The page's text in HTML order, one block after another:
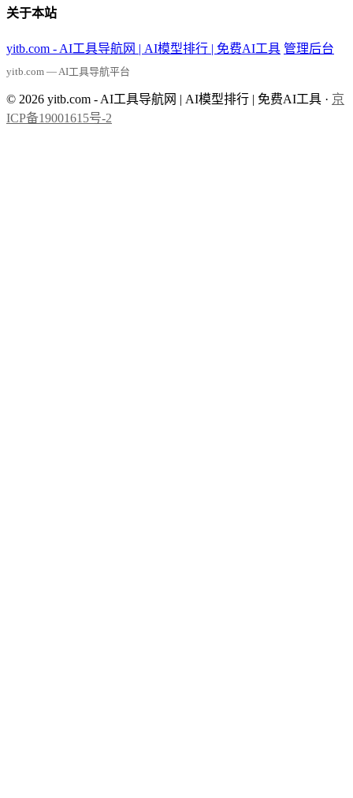
关于本站
yitb.com - AI工具导航网 | AI模型排行 | 免费AI工具 管理后台
yitb.com — AI工具导航平台
© 2026 yitb.com - AI工具导航网 | AI模型排行 | 免费AI工具 · 京
ICP备19001615号-2